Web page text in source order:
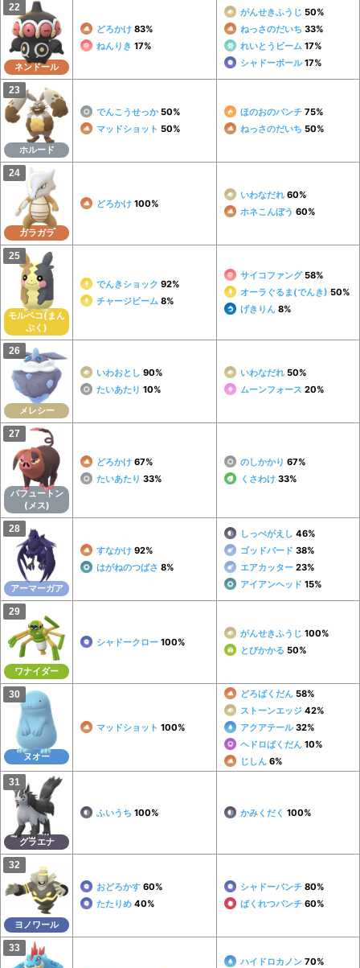
ネンドール
どろかけ 83%
ねんりき 17%
がんせきふうじ 50%
ねっさのだいち 33%
れいとうビーム 17%
シャドーボール 17%
ホルード
でんこうせっか 50%
マッドショット 50%
ほのおのパンチ 75%
ねっさのだいち 50%
ガラガラ
どろかけ 100%
いわなだれ 60%
ホネこんぼう 60%
モルペコ(まん
ぷく)
でんきショック 92%
チャージビーム 8%
サイコファング 58%
オーラぐるま(でんき) 50%
げきりん 8%
メレシー
いわおとし 90%
たいあたり 10%
いわなだれ 50%
ムーンフォース 20%
パフュートン
(メス)
どろかけ 67%
たいあたり 33%
のしかかり 67%
くさわけ 33%
アーマーガア
すなかけ 92%
はがねのつばさ 8%
しっぺがえし 46%
ゴッドバード 38%
エアカッター 23%
アイアンヘッド 15%
ワナイダー
シャドークロー 100%
がんせきふうじ 100%
とびかかる 50%
ヌオー
マッドショット 100%
どろばくだん 58%
ストーンエッジ 42%
アクアテール 32%
ヘドロばくだん 10%
じしん 6%
グラエナ
ふいうち 100% かみくだく 100%
ヨノワール
おどろかす 60%
たたりめ 40%
シャドーパンチ 80%
ばくれつパンチ 60%
ハイドロカノン 70%